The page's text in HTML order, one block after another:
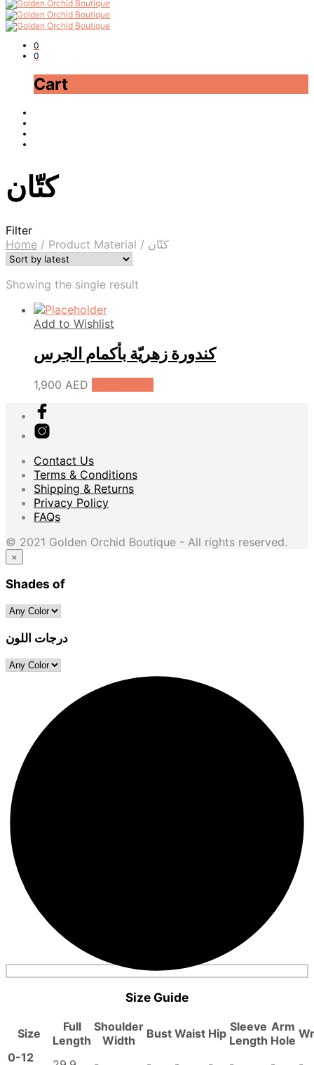
0
0
Cart
كتّان
Filter
Home / Product Material / كتّان
Showing the single result
Add to Wishlist
كندورة زهريّة بأكمام الجرس
1,900 AED
Contact Us
Terms & Conditions
Shipping & Returns
Privacy Policy
FAQs
© 2021 Golden Orchid Boutique - All rights reserved.
×
Shades of
درجات اللون
Size Guide
Size
Full
Length
Shoulder
Width
Bust Waist Hip Sleeve
Length
Arm
Hole
0-12